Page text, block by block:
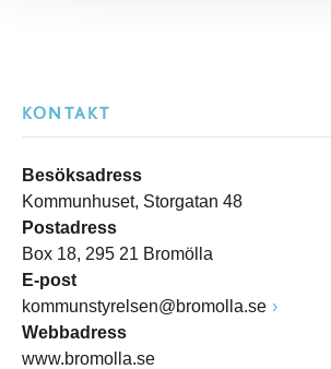
KONTAKT
Besöksadress
Kommunhuset, Storgatan 48
Postadress
Box 18, 295 21 Bromölla
E-post
kommunstyrelsen@bromolla.se
Webbadress
www.bromolla.se